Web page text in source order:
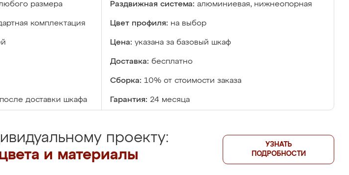
размера Раздвижная система: алюминиевая, нижнеопорная
комплектация Цвет профиля: на выбор
Цена: указана за базовый шкаф
Доставка: бесплатно
Сборка: 10% от стоимости заказа
доставки шкафа Гарантия: 24 месяца
проекту:
и материалы
УЗНАТЬ
ПОДРОБНОСТИ